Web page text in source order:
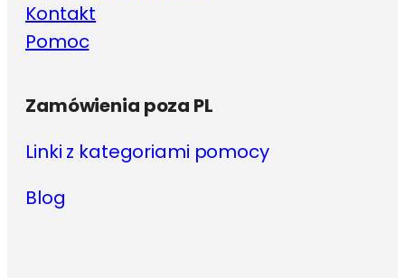
Kontakt
Pomoc
Zamówienia poza PL
Linki z kategoriami pomocy
Blog